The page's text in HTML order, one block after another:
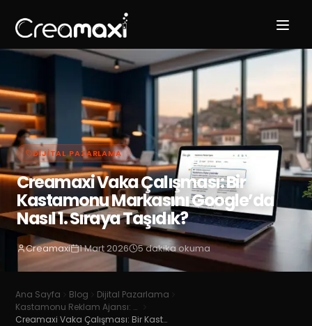
DIJITAL PAZARLAMA
Creamaxi Vaka Çalışması: Bir
Kastamonu Markasını Google’da
Nasıl 1. Sıraya Taşıdık?
Creamaxi 1 Mart 2026 5dakika okuma
Ana Sayfa Blog
Dijital Pazarlama
Kastamonu Reklam Ajansı: Yerel SEO ve Marka Büyüme Rehberi
Creamaxi Vaka Çalışması: Bir Kastamonu Markasını Google’da Nasıl 1. Sıraya Taşıdık?